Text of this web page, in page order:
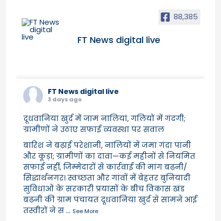
88,385
FT News digital live
FT News digital live
3 days ago
दूधवानिया खुर्द में जाम नालियां, गलियों में गंदगी;
ग्रामीणों ने उठाए सफाई व्यवस्था पर सवाल
बारिश ने बढ़ाई परेशानी, नालियों में जमा गंदा पानी
और कूड़ा; ग्रामीणों का दावा—कई महीनों से नियमित
सफाई नहीं, जिम्मेदारों से कार्रवाई की मांग बढ़नी/
सिद्धार्थनगर। स्वच्छता और गांवों में बेहतर बुनियादी
सुविधाओं के सरकारी प्रयासों के बीच विकास खंड
बढ़नी की ग्राम पंचायत दूधवानिया खुर्द से सामने आई
तस्वीरों ने स... See More